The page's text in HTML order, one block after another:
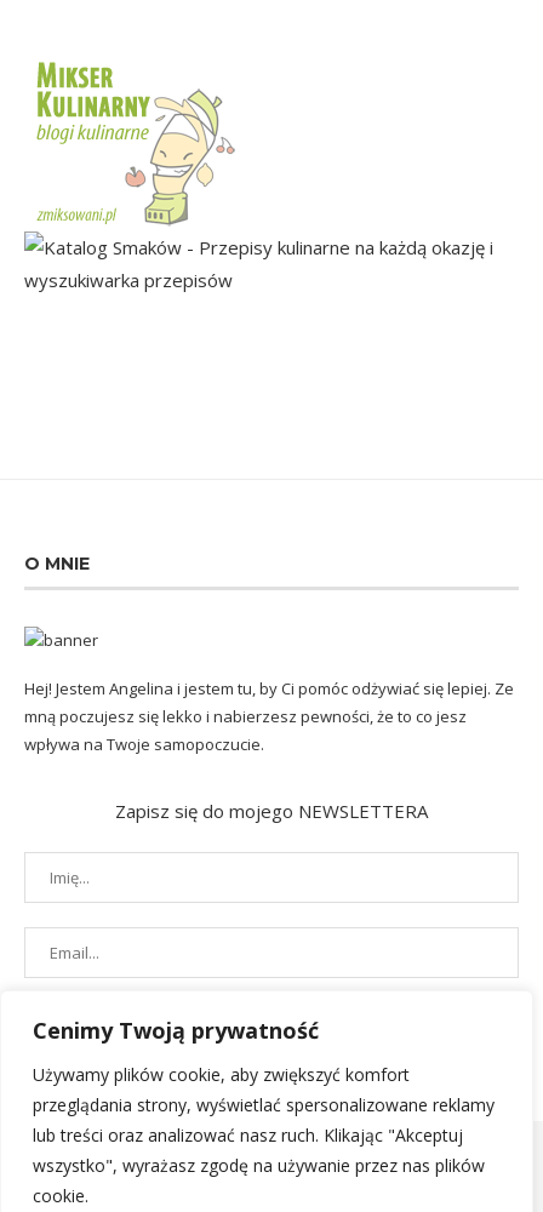
Cenimy Twoją prywatność
Używamy plików cookie, aby zwiększyć komfort
przeglądania strony, wyświetlać spersonalizowane reklamy
lub treści oraz analizować nasz ruch. Klikając "Akceptuj
wszystko", wyrażasz zgodę na używanie przez nas plików
cookie.
O MNIE
Hej! Jestem Angelina i jestem tu, by Ci pomóc odżywiać się lepiej. Ze
mną poczujesz się lekko i nabierzesz pewności, że to co jesz
wpływa na Twoje samopoczucie.
Zapisz się do mojego NEWSLETTERA